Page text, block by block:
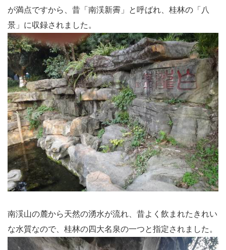
が満点ですから、昔「南渓新霽」と呼ばれ、桂林の「八
景」に収録されました。
南渓山の麓から天然の湧水が流れ、昔よく飲まれたきれい
な水質なので、桂林の四大名泉の一つと指定されました。